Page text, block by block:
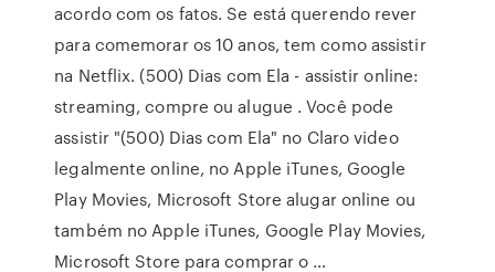
acordo com os fatos. Se está querendo rever
para comemorar os 10 anos, tem como assistir
na Netflix. (500) Dias com Ela - assistir online:
streaming, compre ou alugue . Você pode
assistir "(500) Dias com Ela" no Claro video
legalmente online, no Apple iTunes, Google
Play Movies, Microsoft Store alugar online ou
também no Apple iTunes, Google Play Movies,
Microsoft Store para comprar o …